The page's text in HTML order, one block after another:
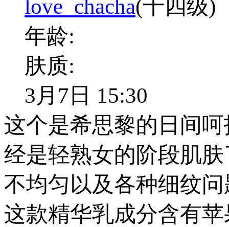
love_chacha(十四级)
年龄:
肤质:
3月7日 15:30
这个是希思黎的日间
经是轻熟女的阶段肌
不均匀以及各种细纹
这款精华乳成分含有